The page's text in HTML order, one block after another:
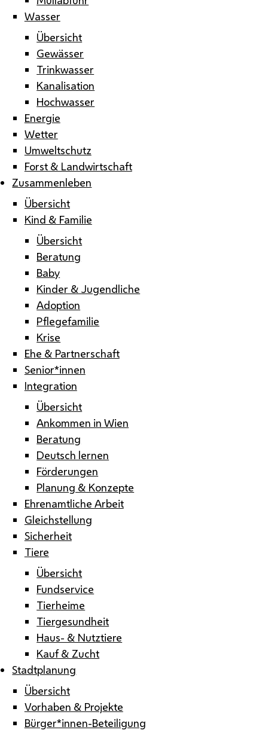
Wasser
Übersicht
Gewässer
Trinkwasser
Kanalisation
Hochwasser
Energie
Wetter
Umweltschutz
Forst & Landwirtschaft
Zusammenleben
Übersicht
Kind & Familie
Übersicht
Beratung
Baby
Kinder & Jugendliche
Adoption
Pflegefamilie
Krise
Ehe & Partnerschaft
Senior*innen
Integration
Übersicht
Ankommen in Wien
Beratung
Deutsch lernen
Förderungen
Planung & Konzepte
Ehrenamtliche Arbeit
Gleichstellung
Sicherheit
Tiere
Übersicht
Fundservice
Tierheime
Tiergesundheit
Haus- & Nutztiere
Kauf & Zucht
Stadtplanung
Übersicht
Vorhaben & Projekte
Bürger*innen-Beteiligung